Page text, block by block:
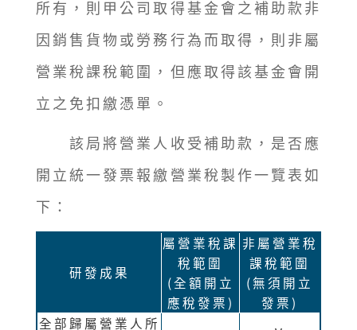
所有，則甲公司取得基金會之補助款非
因銷售貨物或勞務行為而取得，則非屬
營業稅課稅範圍，但應取得該基金會開
立之免扣繳憑單。
該局將營業人收受補助款，是否應
開立統一發票報繳營業稅製作一覽表如
下：
研發成果
屬營業稅課
稅範圍
(全額開立
應稅發票)
非屬營業稅
課稅範圍
(無須開立
發票)
全部歸屬營業人所